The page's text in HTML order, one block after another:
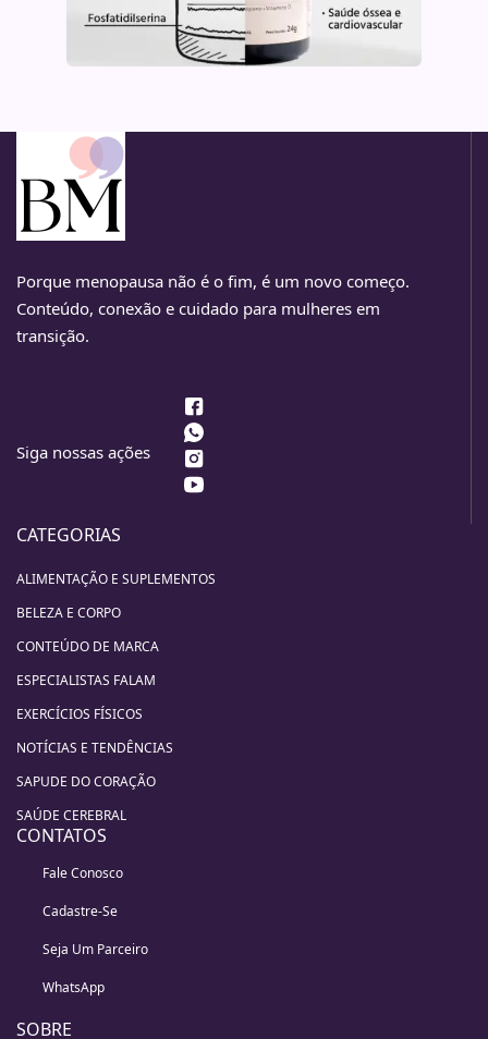
Porque menopausa não é o fim, é um novo começo.
Conteúdo, conexão e cuidado para mulheres em
transição.
Siga nossas ações
CATEGORIAS
ALIMENTAÇÃO E SUPLEMENTOS
BELEZA E CORPO
CONTEÚDO DE MARCA
ESPECIALISTAS FALAM
EXERCÍCIOS FÍSICOS
NOTÍCIAS E TENDÊNCIAS
SAPUDE DO CORAÇÃO
SAÚDE CEREBRAL
CONTATOS
Fale Conosco
Cadastre-Se
Seja Um Parceiro
WhatsApp
SOBRE